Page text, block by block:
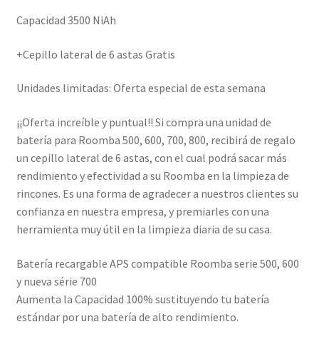
Capacidad 3500 NiAh
+Cepillo lateral de 6 astas Gratis
Unidades limitadas: Oferta especial de esta semana
¡¡Oferta increíble y puntual!! Si compra una unidad de
batería para Roomba 500, 600, 700, 800, recibirá de regalo
un cepillo lateral de 6 astas, con el cual podrá sacar más
rendimiento y efectividad a su Roomba en la limpieza de
rincones. Es una forma de agradecer a nuestros clientes su
confianza en nuestra empresa, y premiarles con una
herramienta muy útil en la limpieza diaria de su casa.
Batería recargable APS compatible Roomba serie 500, 600
y nueva série 700
Aumenta la Capacidad 100% sustituyendo tu batería
estándar por una batería de alto rendimiento.